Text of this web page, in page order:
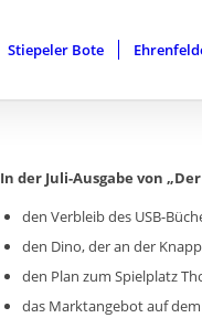
Stiepeler Bote
In der Juli-Ausgabe von
den Verbleib des USB-
den Dino, der an der
den Plan zum Spielplatz
das Marktangebot auf